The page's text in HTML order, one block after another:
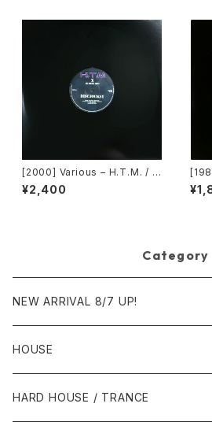
[2000] Various – H.T.M. / B
ack To The "Disco" ~私もD
iscoへ連れていって~ Reques
¥2,400
The
Category
NEW ARRIVAL 8/7 UP!
HOUSE
1980年代
HARD HOUSE / TRANCE